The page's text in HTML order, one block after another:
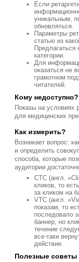
Если
уникальным,
обновляться.
Параметры
статью из
Предлагаться
категории.
Для
оказаться не
грамотном
читателей.
Кому недоступно?
Показы на условиях
для медицинских
Как измерить?
Возникает вопрос:
и определить
способа, которые
аудитории
CTC (англ.
кликов, то
за кликом на
VTC (англ.
показам, то
последовало
баннер, но
течение
все-таки
действие.
Полезные советы